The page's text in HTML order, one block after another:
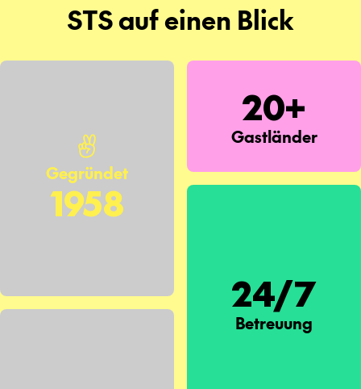
STS auf einen Blick
Gegründet
1958
20+
Gastländer
24/7
Betreuung